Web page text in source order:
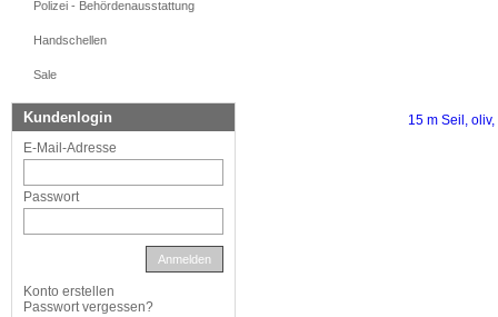
Polizei - Behördenausstattung
Handschellen
Sale
Kundenlogin
E-Mail-Adresse
Passwort
Anmelden
Konto erstellen
Passwort vergessen?